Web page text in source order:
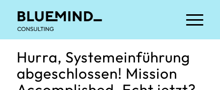
Hurra, Systemeinführung
abgeschlossen! Mission